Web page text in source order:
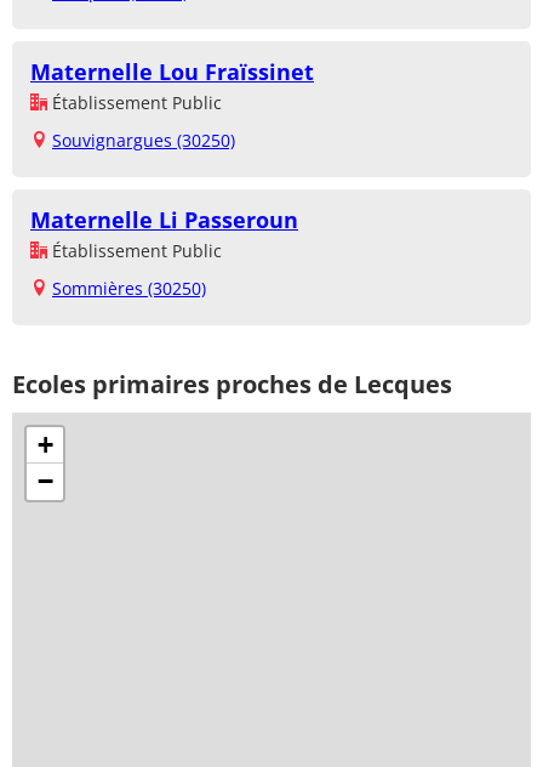
Maternelle Lou Fraïssinet
Établissement Public
Souvignargues (30250)
Maternelle Li Passeroun
Établissement Public
Sommières (30250)
Ecoles primaires proches de Lecques
+
−